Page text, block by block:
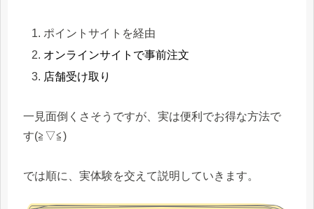
ポイントサイトを経由
オンラインサイトで事前注文
店舗受け取り
一見面倒くさそうですが、実は便利でお得な方法で
す(≧▽≦)
では順に、実体験を交えて説明していきます。